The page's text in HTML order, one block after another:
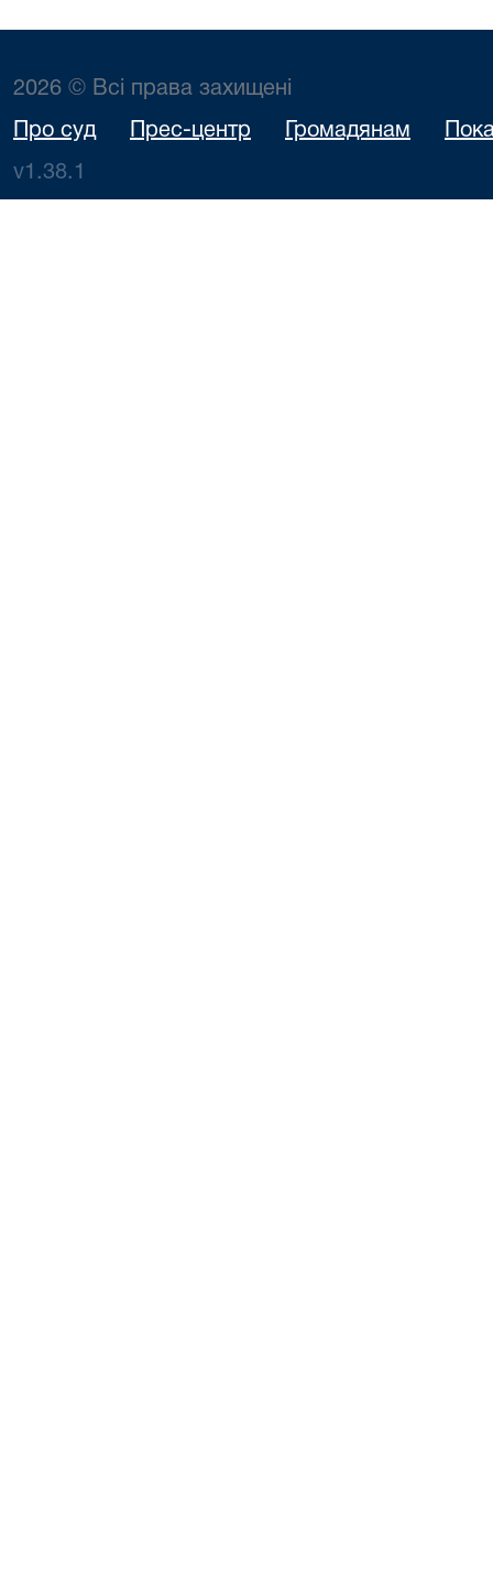
2026 © Всі права захищені
Про суд Прес-центр Громадянам
v1.38.1